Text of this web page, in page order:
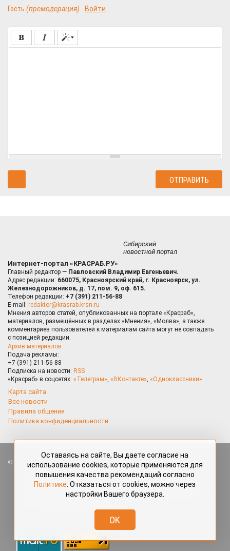
Гость (премодерация) Войти
Сибирский
новостной портал
Интернет-портал «КРАСРАБ.РУ»
Главный редактор — Павловский Владимир Евгеньевич.
Адрес редакции: 660075, Красноярский край, г. Красноярск, ул.
Железнодорожников, д. 17, пом. 9, оф. 615.
Телефон редакции: +7 (391) 211-56-88
E-mail: redaktor@krasrab.krsn.ru
Мнения авторов статей, опубликованных на портале «Красраб»,
материалов, размещённых в разделах «Мнения», «Молва», а также
комментариев пользователей к материалам сайта могут не совпадать
с позицией редакции.
Архив материалов
Подача рекламы:
+7 (391) 211-56-88
Подписка на новости: RSS
«Красраб» в соцсетях: «Телеграм», «ВКонтакте», «Одноклассники»
Карта сайта
Все новости
Правила общения
Политика конфиденциальности
Все права защищены. Любые материалы, размещённые на портале
«Красраб.ру» сотрудниками редакции, нештатными авторами
и читателями, являются объектами авторского права. Полное или
частичное использование материалов, размещённых на портале
«Красраб.ру», допускается только с письменного согласия редакции
redaktor@krasrab.krsn.ru.
Оставаясь на сайте, Вы даете согласие на
использование cookies, которые применяются для
повышения качества рекомендаций согласно
Политике . Отказаться от cookies, можно через
настройки Вашего браузера.
OK